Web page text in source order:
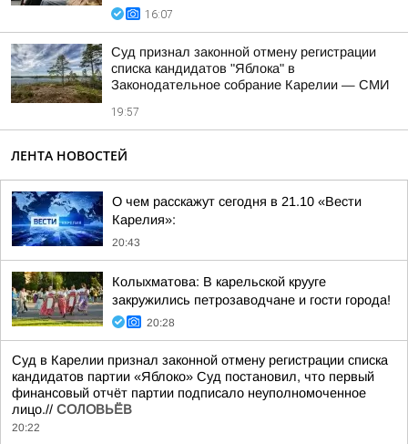
16:07
Суд признал законной отмену регистрации
списка кандидатов "Яблока" в
Законодательное собрание Карелии — СМИ
19:57
ЛЕНТА НОВОСТЕЙ
О чем расскажут сегодня в 21.10 «Вести
Карелия»:
20:43
Колыхматова: В карельской крууге
закружились петрозаводчане и гости города!
20:28
Суд в Карелии признал законной отмену регистрации списка
кандидатов партии «Яблоко» Суд постановил, что первый
финансовый отчёт партии подписало неуполномоченное
лицо.// СОЛОВЬЁВ
20:22